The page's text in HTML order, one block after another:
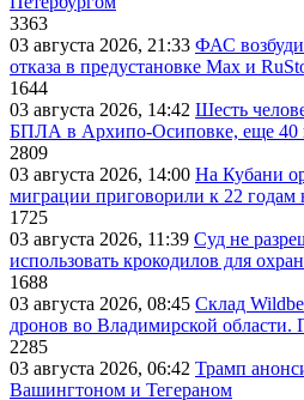
3363
03 августа 2026, 21:33 ФАС
отказа в предустановке Max и
1644
03 августа 2026, 14:42 Шесть
БПЛА в Архипо-Осиповке, еще 40
2809
03 августа 2026, 14:00 На Кубани
миграции приговорили к 22 годам
1725
03 августа 2026, 11:39 Суд не
использовать крокодилов для
1688
03 августа 2026, 08:45 Склад
дронов во Владимирской области.
2285
03 августа 2026, 06:42 Трамп
Вашингтоном и Тегераном